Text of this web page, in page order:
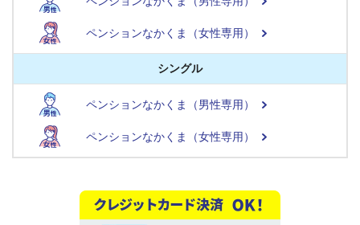
ペンションなかくま（女性専用）
シングル
ペンションなかくま（男性専用）
ペンションなかくま（女性専用）